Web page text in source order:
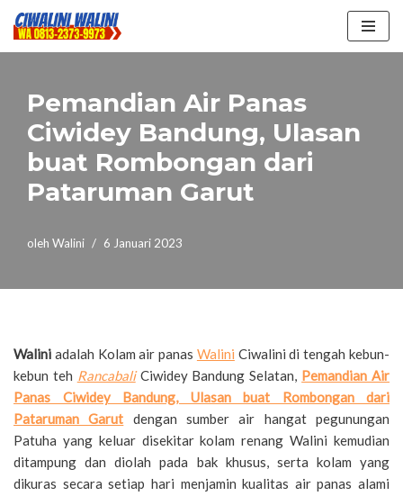
Lompat
konten
Pemandian Air Panas
Ciwidey Bandung, Ulasan
buat Rombongan dari
Pataruman Garut
oleh Walini 6 Januari 2023
Walini adalah Kolam air panas Walini Ciwalini di tengah kebun-
kebun teh RancabaliCiwidey Bandung Selatan, Pemandian Air
Panas Ciwidey Bandung, Ulasan buat Rombongan dari
Pataruman Garut dengan sumber air hangat pegunungan
Patuha yang keluar disekitar kolam renang Walini kemudian
ditampung dan diolah pada bak khusus, serta kolam yang
dikuras secara setiap hari menjamin kualitas air panas alami